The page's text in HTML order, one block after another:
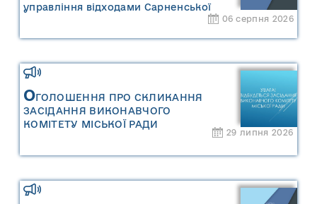
управління відходами Сарненської
міської територіальної громади» та
управління відходами Сарненської
міської територіальної громади»
06 серпня 2026
ОГОЛОШЕННЯ ПРО СКЛИКАННЯ
ЗАСІДАННЯ ВИКОНАВЧОГО
КОМІТЕТУ МІСЬКОЇ РАДИ
29 липня 2026